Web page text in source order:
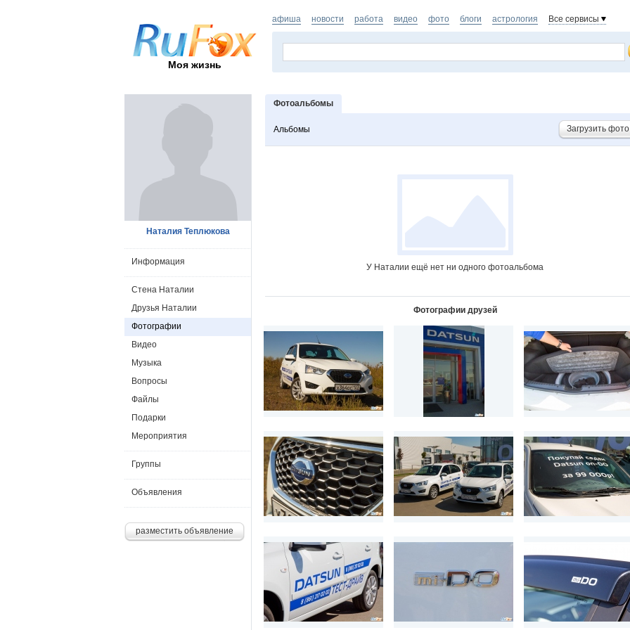
Моя жизнь
афиша новости работа видео фото блоги астрология Все сервисы
Фотоальбомы
Альбомы Загрузить фото
У Наталии ещё нет ни одного фотоальбома
Фотографии друзей
Наталия Теплюкова
Информация
Стена Наталии
Друзья Наталии
Фотографии
Видео
Музыка
Вопросы
Файлы
Подарки
Мероприятия
Группы
Объявления
разместить объявление